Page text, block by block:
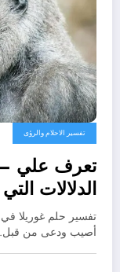
تفسير الاحلام والرؤى
تعرف علي
الدلالات
لتفسير حلم
بالتفصيل
تفسير حلم غوريلا في
أصيب ودعى من